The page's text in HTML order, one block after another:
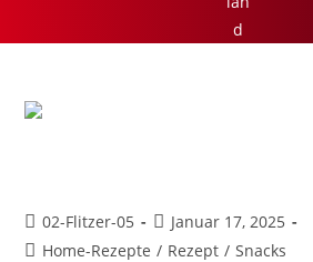
02-Flitzer-05
Januar 17, 2025
Home-Rezepte / Rezept / Snacks